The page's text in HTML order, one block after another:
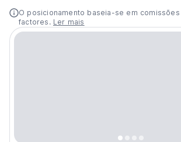
O posicionamento baseia-se em
factores. Ler mais